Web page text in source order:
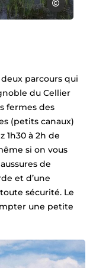
Anne-Laure Vidal
parcours qui
du Cellier
fermes des
(petits canaux)
1h30 à 2h de
si on vous
de
et d’une
sécurité. Le
une petite
un-sentier, © Clem